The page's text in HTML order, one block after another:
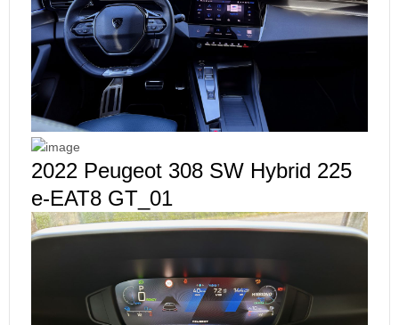
2022 Peugeot 308 SW Hybrid 225
e-EAT8 GT_01